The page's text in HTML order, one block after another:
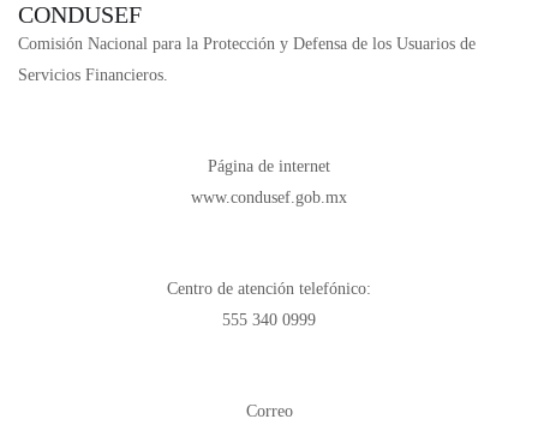
CONDUSEF
Comisión Nacional para la Protección y Defensa de los Usuarios de
Servicios Financieros.
Página de internet
www.condusef.gob.mx
Centro de atención telefónico:
555 340 0999
Correo